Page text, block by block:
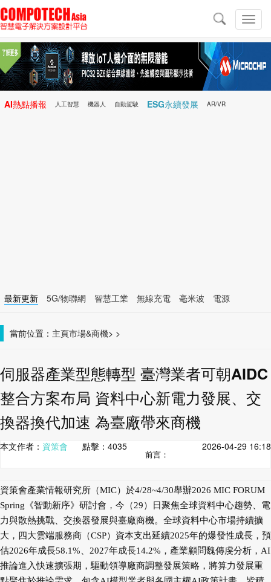
切
換
導
導
航
AI熱點播報 人工智慧 機器人 自動駕駛 ESG永續發展 AR/VR
最新更新 5G/物聯網 智慧工業 無線充電 毫米波
電源
當前位置： 主頁 >
市場&商機 >
伺服器產業型態轉型 臺灣業者可朝AIDC
整合方案布局 資料中心新電力發展、交
換器換代加速 為臺廠帶來商機
本文作者： 資策會 點擊： 4035 2026-04-29 16:18
前言：
資策會產業情報研究所（MIC）於4/28~4/30舉辦2026 MIC FORUM
Spring《智動新序》研討會，今（29）日聚焦全球資料中心趨勢、電
力與散熱挑戰、交換器發展與臺廠商機。全球資料中心市場持續擴
大，四大雲端服務商（CSP）資本支出延續2025年的爆發性成長，預
估2026年成長58.1%、2027年成長14.2%，產業顧問魏傳虔分析，AI
推論進入快速擴張期，驅動領導廠商調整發展策略，將算力發展重